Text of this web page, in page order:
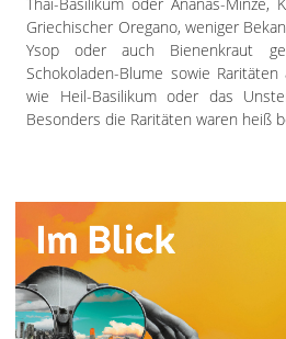
Griechischer Oregano, weniger
Ysop oder auch Bienenkraut
Schokoladen-Blume sowie
wie Heil-Basilikum oder das
Besonders die Raritäten waren heiß